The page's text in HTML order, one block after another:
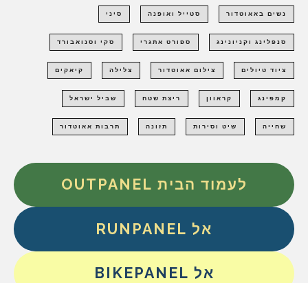
נשים באאוטדור סטייל ואופנה סיני
סנפלינג וקניונינג ספורט אתגרי סקי וסנואבורד
ציוד טיולים צילום אאוטדור צלילה קיאקים
קמפינג קראוון ריצת שטח שביל ישראל
שחייה שיט וסירות תזונה תרבות אאוטדור
לעמוד הבית OUTPANEL
אל RUNPANEL
אל BIKEPANEL